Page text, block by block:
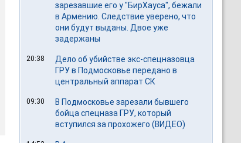
зарезавшие его у "БирХауса", бежали
в Армению. Следствие уверено, что
они будут выданы. Двое уже
задержаны
20:38
Дело об убийстве экс-спецназовца
ГРУ в Подмосковье передано в
центральный аппарат СК
09:30
В Подмосковье зарезали бывшего
бойца спецназа ГРУ, который
вступился за прохожего (ВИДЕО)